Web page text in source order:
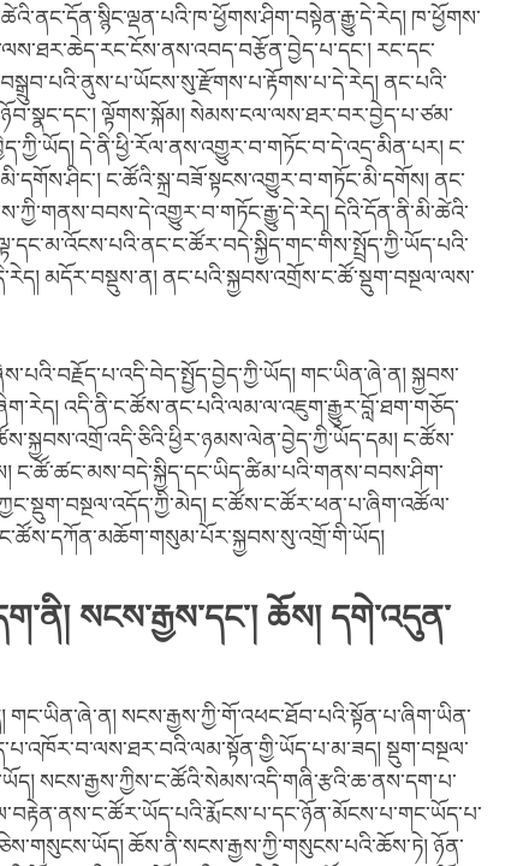
ཁ་ཕྱོགས་
རང་དང་
ནང་པའི་
ལྟོགས་སྐོམ། སེམས་ངལ་ལས་ཐར་བར་བྱེད་པ་ཙམ་
དེ་ནི་ཕྱི་རོལ་ནས་འགྱུར་བ་གཏོང་བ་དེ་འདྲ་མིན་པར། ང་
ང་ཚོའི་སྐྲ་བཟོ་སྟངས་འགྱུར་བ་གཏོང་མི་དགོས། ནང་
དེའི་དོན་ནི་མི་ཚེའི་
མདོར་བསྡུས་ན། ནང་པའི་སྐྱབས་འགྲོས་ང་ཚོ་སྡུག་བསྔལ་ལས་
གང་ཡིན་ཞེ་ན། སྐྱབས་
འདི་ནི་ང་ཚོས་ནང་པའི་ལམ་ལ་འཇུག་རྒྱུར་བློ་ཐག་གཅོད་
ང་ཚོས་
ང་ཚོ་ཚང་མས་བདེ་སྐྱིད་དང་ཡིད་ཚིམ་པའི་གནས་བབས་ཤིག་
ང་ཚོས་ང་ཚོར་ཕན་པ་ཞིག་འཚོལ་
སངས་རྒྱས་དང་། ཆོས། དགེ་འདུན་
སངས་རྒྱས་ཀྱི་གོ་འཕང་ཐོབ་པའི་སྟོན་པ་ཞིག་ཡིན་
སྡུག་བསྔལ་
སངས་རྒྱས་ཀྱིས་ང་ཚོའི་སེམས་འདི་གཞི་རྩའི་ཆ་ནས་དག་པ་
ཆོས་ནི་སངས་རྒྱས་ཀྱི་གསུངས་པའི་ཆོས་ཏེ། ཉོན་